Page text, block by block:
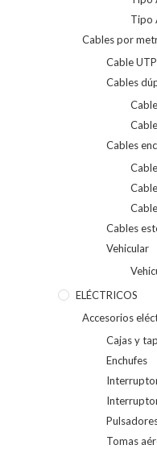
Tipo
Cables por
Cable UTP
Cables
Cables
Cables
Vehicular
ELÉCTRICOS
Accesorios
Cajas y
Enchufes
Tomas